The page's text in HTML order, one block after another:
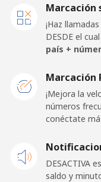
Celular
El Salvador
⁦9.9p⁩
Marcación
¡Haz
DESDE el
país +
Marcación
¡Mejora la
números
conéctate
DESACTIVA
saldo y